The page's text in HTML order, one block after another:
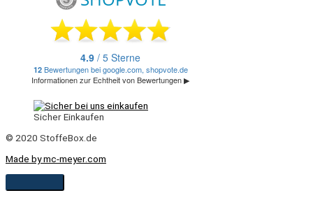
Sicher Einkaufen
© 2020 StoffeBox.de
Made by mc-meyer.com